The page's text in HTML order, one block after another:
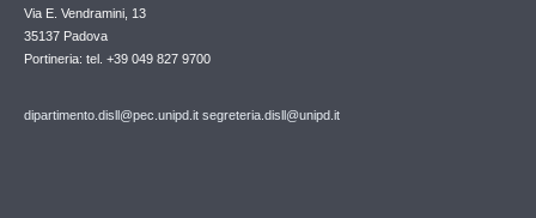
Via E. Vendramini, 13
35137 Padova
Portineria: tel. +39 049 827 9700
dipartimento.disll@pec.unipd.it segreteria.disll@unipd.it